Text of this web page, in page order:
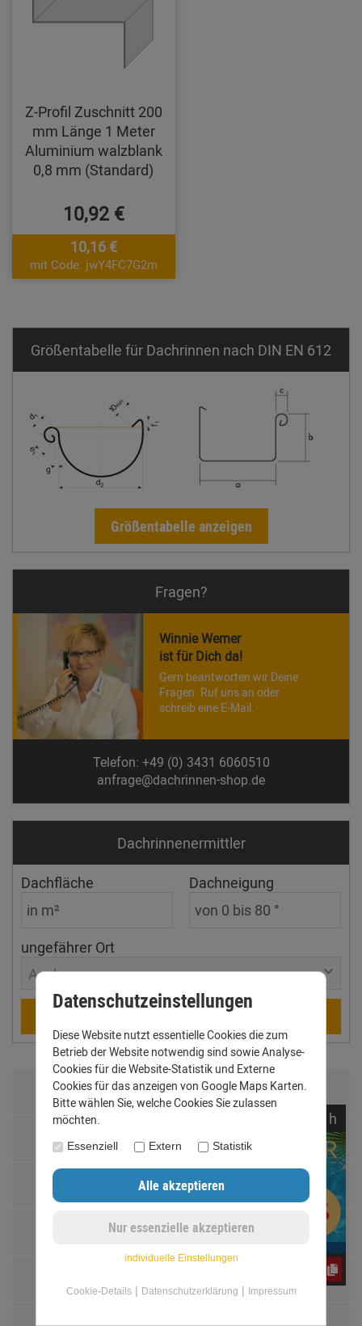
Z-Profil Zuschnitt 200
mm Länge 1 Meter
Aluminium walzblank
0,8 mm (Standard)
10,92 €
10,16 €
mit Code: jwY4FC7G2m
Größentabelle für Dachrinnen nach DIN EN 612
Größentabelle anzeigen
Fragen?
Winnie Werner
ist für Dich da!
Gern beantworten wir Deine
Fragen. Ruf uns an oder
schreib eine E-Mail.
Telefon: +49 (0) 3431 6060510
anfrage@dachrinnen-shop.de
Dachrinnen­ermittler
Dachfläche Dachneigung
ungefährer Ort
Aachen
Zahlung & Versand
Datenschutz
AGB
Impressum
h
Datenschutzeinstellungen
Diese Website nutzt essentielle Cookies die zum
Betrieb der Website notwendig sind sowie Analyse-
Cookies für die Website-Statistik und Externe
Cookies für das anzeigen von Google Maps Karten.
Bitte wählen Sie, welche Cookies Sie zulassen
möchten.
Essenziell Extern Statistik
individuelle Einstellungen
Cookie-Details| Datenschutzerklärung | Impressum